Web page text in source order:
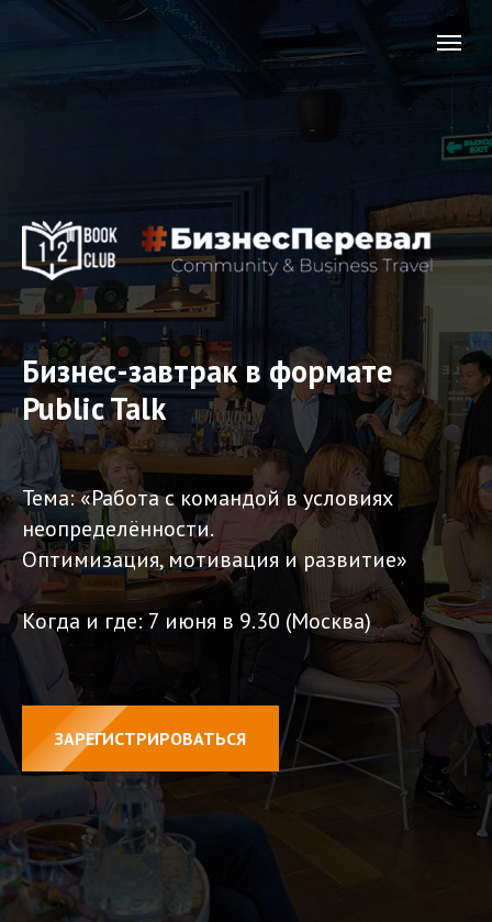
Бизнес-завтрак в формате
Public Talk
Тема: «Работа с командой в условиях
неопределённости.
Оптимизация, мотивация и развитие»
Когда и где: 7 июня в 9.30 (Москва)
ЗАРЕГИСТРИРОВАТЬСЯ